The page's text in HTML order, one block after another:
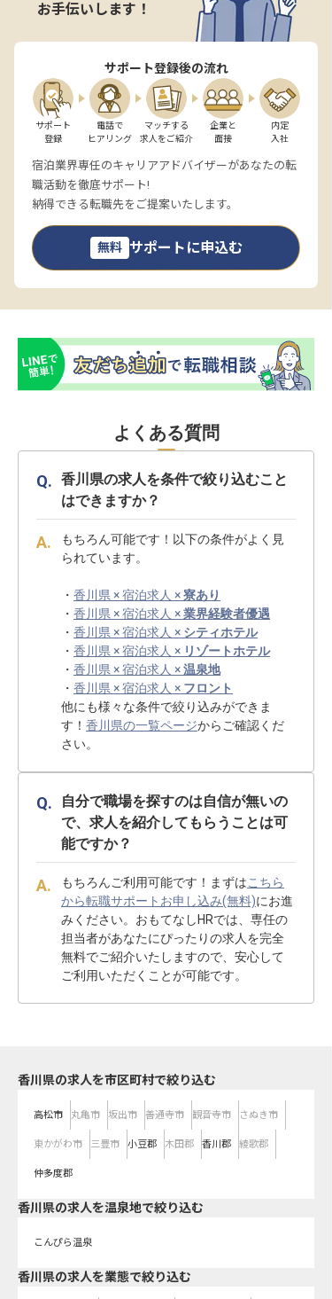
お手伝いします！
サポート登録後の流れ
サポート
登録
電話で
ヒアリング
マッチする
求人をご紹介
企業と
面接
内定
入社
宿泊業界専任のキャリアアドバイザーがあなたの転
職活動を徹底サポート!
納得できる転職先をご提案いたします。
無料 サポートに申込む
よくある質問
香川県の求人を条件で絞り込むこと
はできますか？
もちろん可能です！以下の条件がよく見
られています。
・ 香川県 × 宿泊求人 ×寮あり
・ 香川県 × 宿泊求人 ×業界経験者優遇
・ 香川県 × 宿泊求人 × シティホテル
・ 香川県 × 宿泊求人 × リゾートホテル
・ 香川県 × 宿泊求人 ×温泉地
・ 香川県 × 宿泊求人 × フロント
他にも様々な条件で絞り込みができま
す！ 香川県の一覧ページからご確認くだ
さい。
自分で職場を探すのは自信が無いの
で、求人を紹介してもらうことは可
能ですか？
もちろんご利用可能です！まずはこちら
から転職サポートお申し込み(無料)にお進
みください。おもてなしHRでは、専任の
担当者があなたにぴったりの求人を完全
無料でご紹介いたしますので、安心して
ご利用いただくことが可能です。
香川県の求人を市区町村で絞り込む
高松市 丸亀市 坂出市 善通寺市 観音寺市 さぬき市
東かがわ市 三豊市 小豆郡 木田郡 香川郡 綾歌郡
仲多度郡
香川県の求人を温泉地で絞り込む
こんぴら温泉
香川県の求人を業態で絞り込む